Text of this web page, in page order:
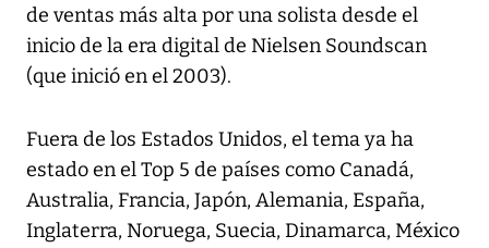
de ventas más alta por una solista desde el
inicio de la era digital de Nielsen Soundscan
(que inició en el 2003).
Fuera de los Estados Unidos, el tema ya ha
estado en el Top 5 de países como Canadá,
Australia, Francia, Japón, Alemania, España,
Inglaterra, Noruega, Suecia, Dinamarca, México